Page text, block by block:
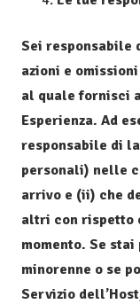
Sei responsabile
azioni e
al quale fornisci
Esperienza. Ad
responsabile di
personali) nelle
arrivo e (ii) che
altri con rispetto
momento. Se
minorenne o se
Servizio